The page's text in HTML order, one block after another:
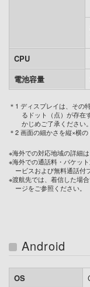
CPU
電池容量
＊1 ディスプレイは、その
るドット（点）が存在
かじめご了承ください。
＊2 画面の細かさを縦×横の
※海外での対応地域の詳細
※海外での通話料・パケッ
ービスおよび無料通話付
※渡航先では、着信した場
ージをご参照ください。
Android
OS